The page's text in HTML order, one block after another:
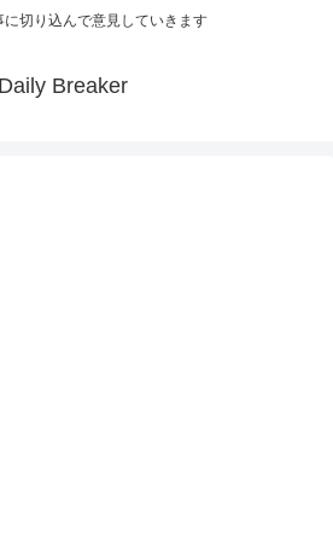
に切り込んで意見していきます
Daily Breaker